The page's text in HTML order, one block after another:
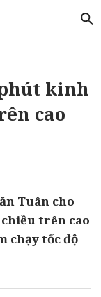
kinh
cao
Tuân cho
trên cao
chạy tốc độ